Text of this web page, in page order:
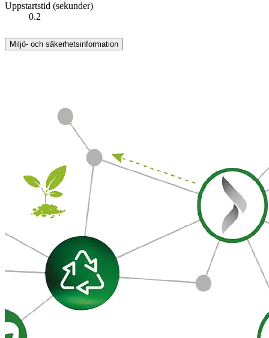
Uppstartstid (sekunder)
0.2
Miljö- och säkerhetsinformation